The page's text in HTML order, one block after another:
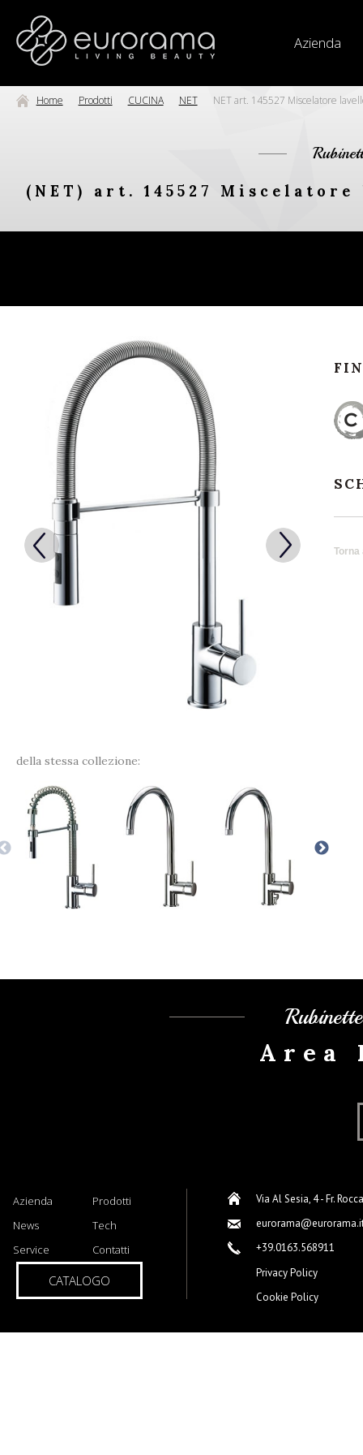
Azienda
Home Prodotti CUCINA NET NET art. 145527 Miscelatore
(NET) art. 145527
della stessa collezione:
Torna
Area
Azienda
Prodotti
News
Tech
Service
Contatti
CATALOGO
Via Al Sesia, 4 - Fr.
+39.0163.568911
Privacy Policy
Cookie Policy